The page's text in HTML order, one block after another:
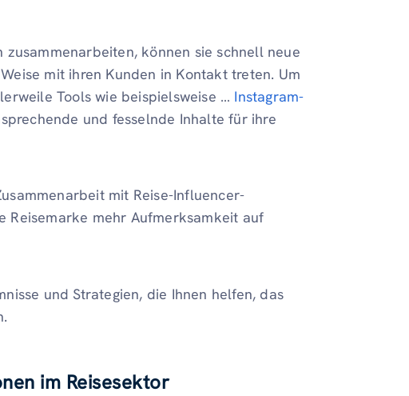
können sie schnell neue
mit ihren Kunden in Kontakt treten. Um
Tools wie beispielsweise … Instagram-
und fesselnde Inhalte für ihre
mit Reise-Influencer-
Reisemarke mehr Aufmerksamkeit auf
und Strategien, die Ihnen helfen, das
im Reisesektor